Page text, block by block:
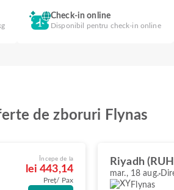
Check-in online
Disponibil pentru check-in online
de zboruri Flynas
Începe de la
lei 443,14
Preț/ Pax
Riyadh
mar., 18 aug.
Flynas